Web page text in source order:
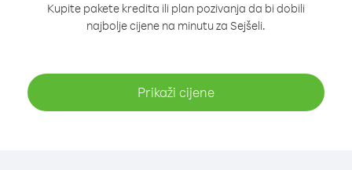
Kupite pakete kredita ili plan pozivanja da bi dobili
najbolje cijene na minutu za Sejšeli.
Prikaži cijene